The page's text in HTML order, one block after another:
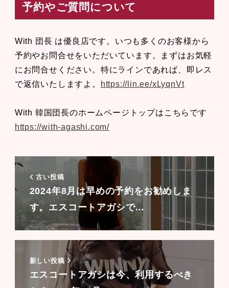
予約やご質問について
With 団長 は優良店です。いつも多くのお客様から
予約やお問合せをいただいています。まずはお気軽
にお問合せください。特にラインであれば、即レス
で返信いたしますよ。
https://lin.ee/xLyqnVt
With 韓国団長のホームページトップはこちらです
https://with-agashi.com/
古い投稿
2024年8月は早めの予約をお勧めしま
す。エスコートアガシで…
新しい投稿
エスコートアガシは今、利用するべき